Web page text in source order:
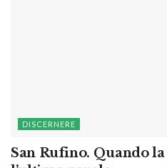
DISCERNERE
San Rufino. Quando